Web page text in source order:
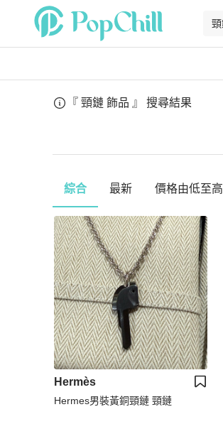
『 頸鏈 飾品 』 搜尋結果
綜合 最新 價格由低至高
Hermès
Hermes男裝黃銅頸鏈 頸鏈